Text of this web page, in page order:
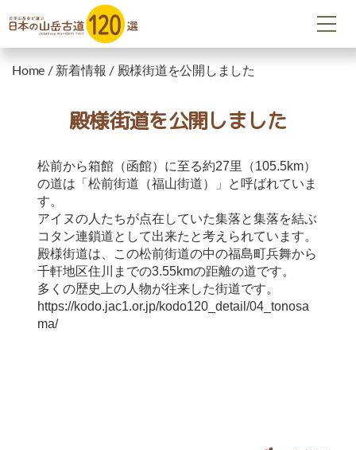
Home / 新着情報 / 殿様街道を公開しました
殿様街道を公開しました
松前から箱館（函館）に至る約27里（105.5km）
の道は「松前街道（福山街道）」と呼ばれていま
す。
アイヌの人たちが点在していた集落と集落を結ぶ
コタン連鎖道として出来たと考えられています。
殿様街道は、この松前街道の中の福島町兵舞から
千軒地区住川までの3.55kmの距離の道です。
多くの歴史上の人物が往来した街道です。
https://kodo.jac1.or.jp/kodo120_detail/04_tonosa
ma/